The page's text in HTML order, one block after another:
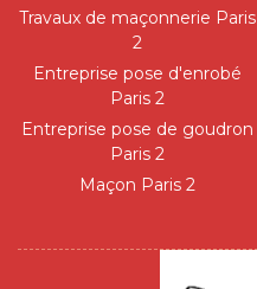
Travaux de maçonnerie Paris
2
Entreprise pose d'enrobé
Paris 2
Entreprise pose de goudron
Paris 2
Maçon Paris 2